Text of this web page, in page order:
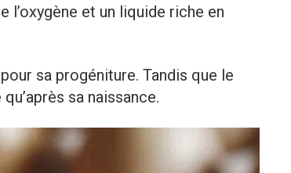
l’oxygène et un liquide riche en
sa progéniture. Tandis que le
sa naissance.